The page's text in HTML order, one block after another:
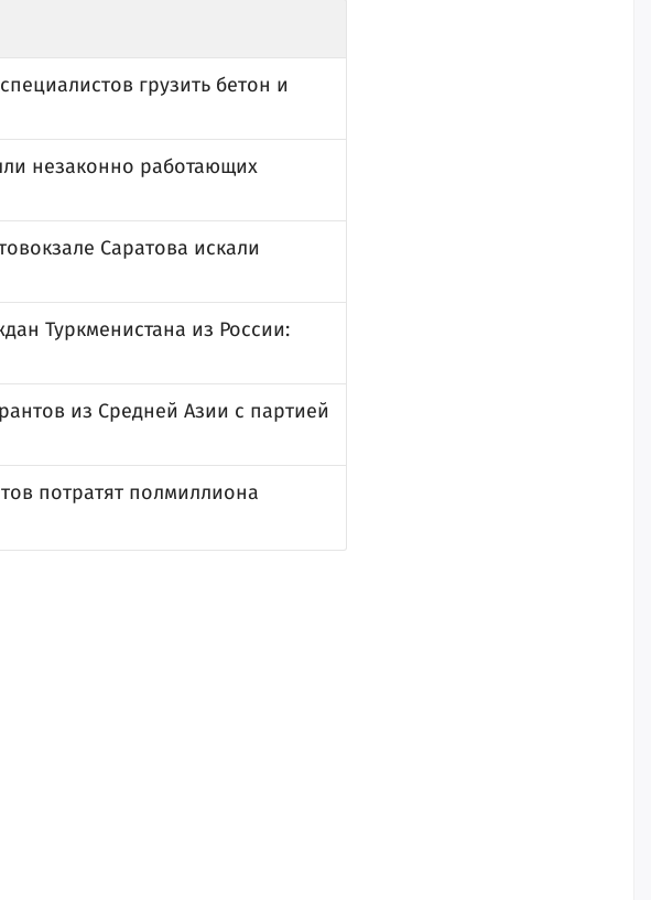
грузить бетон и
незаконно работающих
Саратова искали
Туркменистана из России:
из Средней Азии с партией
потратят полмиллиона